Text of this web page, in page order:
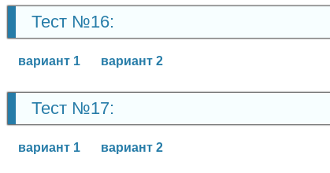
Тест №16:
вариант 1 вариант 2
Тест №17:
вариант 1 вариант 2